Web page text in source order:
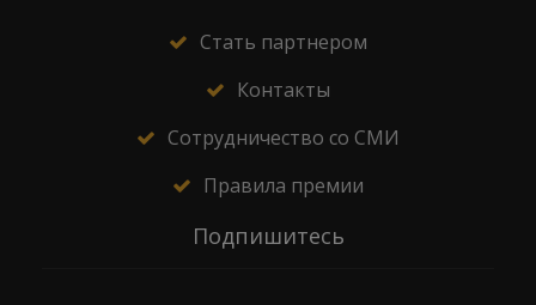
Стать партнером
Контакты
Сотрудничество со СМИ
Правила премии
Подпишитесь